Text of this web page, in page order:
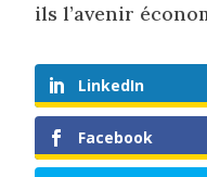
ils l’avenir
LinkedIn
Facebook